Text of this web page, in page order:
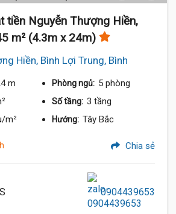
tiền Nguyễn Thượng Hiền,
m² (4.3m x 24m)
Hiền, Bình Lợi Trung, Bình
m Phòng ngủ: 5 phòng
Số tầng: 3 tầng
m² Hướng: Tây Bắc
Chia sẻ
0904439653